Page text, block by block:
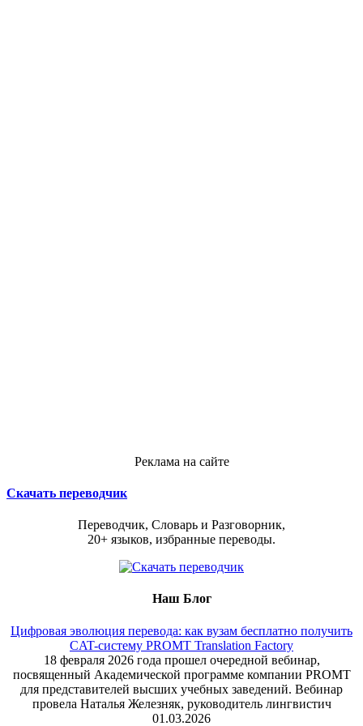
Реклама на сайте
Скачать переводчик
Переводчик, Словарь и Разговорник,
20+ языков, избранные переводы.
Наш Блог
Цифровая эволюция перевода: как вузам бесплатно получить
CAT-систему PROMT Translation Factory
18 февраля 2026 года прошел очередной вебинар,
посвященный Академической программе компании PROMT
для представителей высших учебных заведений. Вебинар
провела Наталья Железняк, руководитель лингвистич
01.03.2026